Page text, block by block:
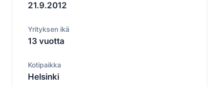
21.9.2012
Yrityksen ikä
13 vuotta
Kotipaikka
Helsinki